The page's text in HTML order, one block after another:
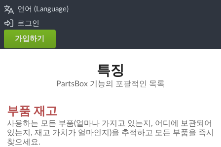
언어 (Language)
로그인
가입하기
특징
PartsBox 기능의 포괄적인 목록
부품 재고
사용하는 모든 부품(얼마나 가지고 있는지, 어디에 보관되어
있는지, 재고 가치가 얼마인지)을 추적하고 모든 부품을 즉시
찾으세요.